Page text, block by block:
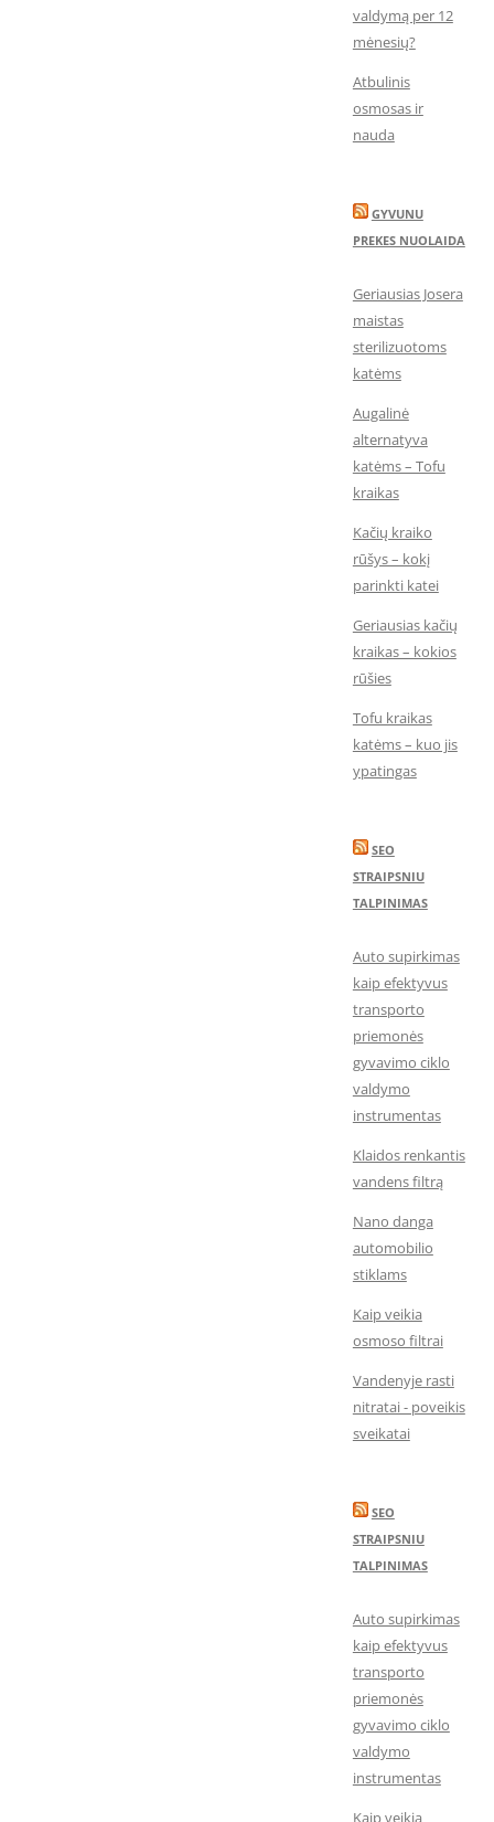
valdymą per 12
mėnesių?
Atbulinis
osmosas ir
nauda
GYVUNU
PREKES NUOLAIDA
Geriausias Josera
maistas
sterilizuotoms
katėms
Augalinė
alternatyva
katėms – Tofu
kraikas
Kačių kraiko
rūšys – kokį
parinkti katei
Geriausias kačių
kraikas – kokios
rūšies
Tofu kraikas
katėms – kuo jis
ypatingas
SEO
STRAIPSNIU
TALPINIMAS
Auto supirkimas
kaip efektyvus
transporto
priemonės
gyvavimo ciklo
valdymo
instrumentas
Klaidos renkantis
vandens filtrą
Nano danga
automobilio
stiklams
Kaip veikia
osmoso filtrai
Vandenyje rasti
nitratai - poveikis
sveikatai
SEO
STRAIPSNIU
TALPINIMAS
Auto supirkimas
kaip efektyvus
transporto
priemonės
gyvavimo ciklo
valdymo
instrumentas
Kaip veikia